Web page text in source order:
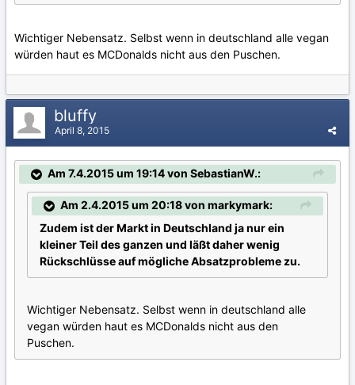
Wichtiger Nebensatz. Selbst wenn in deutschland alle vegan
würden haut es MCDonalds nicht aus den Puschen.
bluffy
April 8, 2015
Am 7.4.2015 um 19:14 von SebastianW.:
Am 2.4.2015 um 20:18 von markymark:
Zudem ist der Markt in Deutschland ja nur ein
kleiner Teil des ganzen und läßt daher wenig
Rückschlüsse auf mögliche Absatzprobleme zu.
Wichtiger Nebensatz. Selbst wenn in deutschland alle
vegan würden haut es MCDonalds nicht aus den
Puschen.